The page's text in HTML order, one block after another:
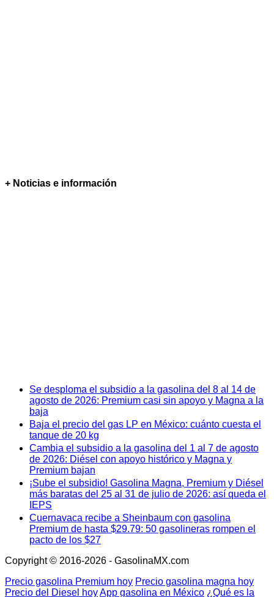
+ Noticias e información
Se desploma el subsidio a la gasolina del 8 al 14 de
agosto de 2026: Premium casi sin apoyo y Magna a la
baja
Baja el precio del gas LP en México: cuánto cuesta el
tanque de 20 kg
Cambia el subsidio a la gasolina del 1 al 7 de agosto
de 2026: Diésel con apoyo histórico y Magna y
Premium bajan
¡Sube el subsidio! Gasolina Magna, Premium y Diésel
más baratas del 25 al 31 de julio de 2026: así queda el
IEPS
Cuernavaca recibe a Sheinbaum con gasolina
Premium de hasta $29.79: 50 gasolineras rompen el
pacto de los $27
Copyright © 2016-2026 - GasolinaMX.com
Precio gasolina Premium hoy Precio gasolina magna hoy
Precio del Diesel hoyApp gasolina en México ¿Qué es la